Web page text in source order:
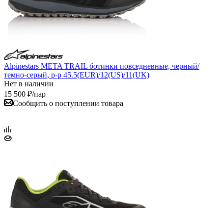
Alpinestars META TRAIL ботинки повседневные, черный/
темно-серый, р-р 45.5(EUR)/12(US)/11(UK)
Нет в наличии
15 500 ₽/пар
Сообщить о поступлении товара